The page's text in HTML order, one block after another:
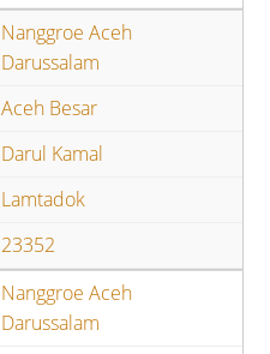
Nanggroe Aceh
Darussalam
Aceh Besar
Darul Kamal
Lamtadok
23352
Nanggroe Aceh
Darussalam